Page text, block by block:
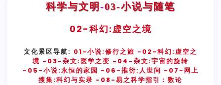
科学与文明 -03-小说与随笔
02-科幻:虚空之境
文化景区导航: 01-小说:修行之旅 -02-科幻:虚空之
境 -03-杂文:医学之变 -04-杂文:宇宙的旋转
-05-小说:永恒的家园 -06-推衍:人世间 -07-网上
搜集:科幻与实录 -08-易之科学指引：数论